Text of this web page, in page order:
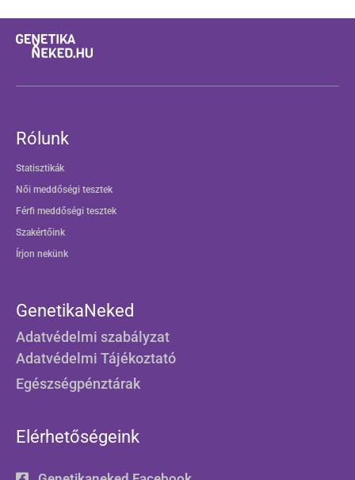
Rólunk
Statisztikák
Női meddőségi tesztek
Férfi meddőségi tesztek
Szakértőink
Írjon nekünk
GenetikaNeked
Adatvédelmi szabályzat
Adatvédelmi Tájékoztató
Egészségpénztárak
Elérhetőségeink